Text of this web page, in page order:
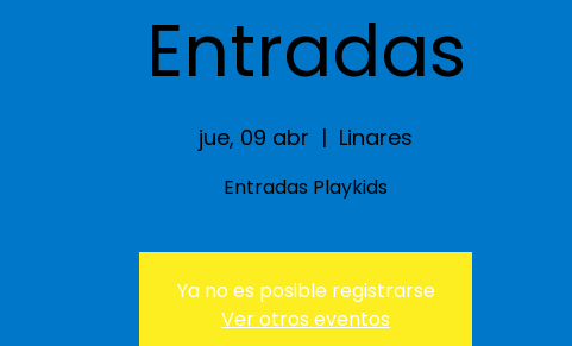
Entradas
jue, 09 abr
  |
Linares
Entradas Playkids
Ya no es posible registrarse
Ver otros eventos